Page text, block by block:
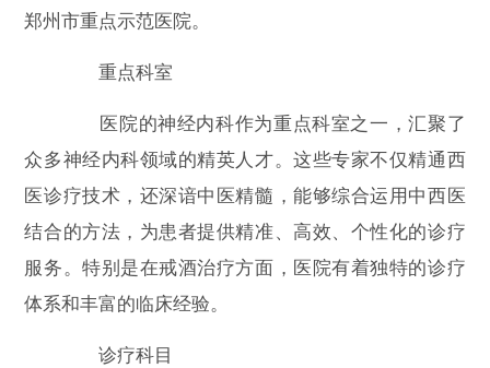
郑州市重点示范医院。
重点科室
医院的神经内科作为重点科室之一，汇聚了
众多神经内科领域的精英人才。这些专家不仅精通西
医诊疗技术，还深谙中医精髓，能够综合运用中西医
结合的方法，为患者提供精准、高效、个性化的诊疗
服务。特别是在戒酒治疗方面，医院有着独特的诊疗
体系和丰富的临床经验。
诊疗科目